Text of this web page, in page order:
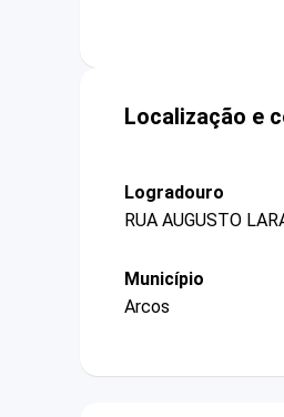
Localização e
Logradouro
RUA AUGUSTO
Município
Arcos